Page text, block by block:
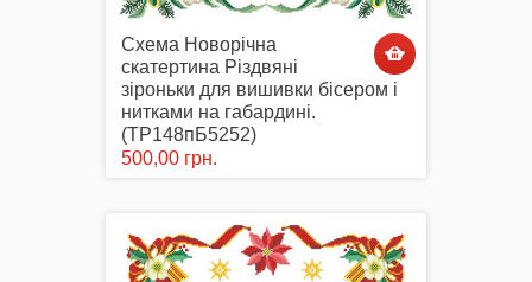
Схема Новорічна
скатертина Різдвяні
зіроньки для вишивки бісером і
нитками на габардині.
(ТР148пБ5252)
500,00 грн.